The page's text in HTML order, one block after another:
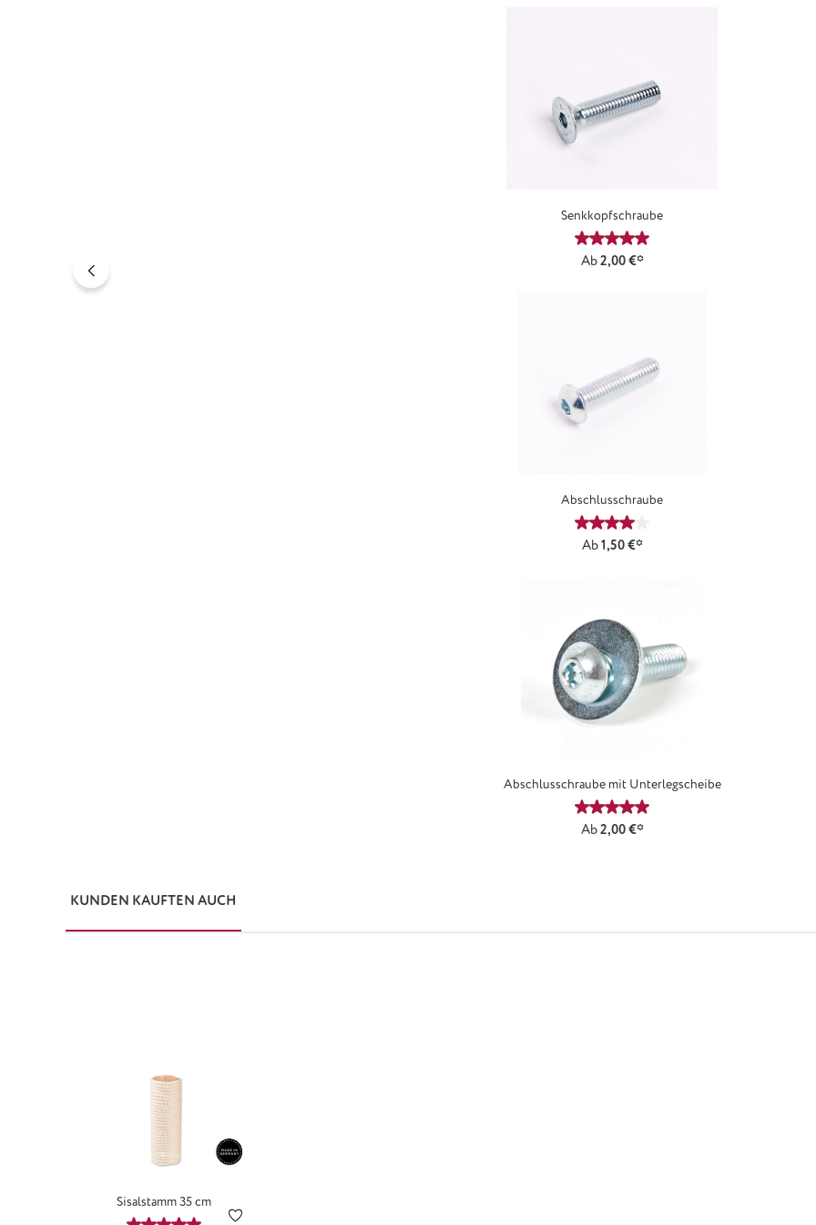
Senkkopfschraube
Durchschnittliche Bewertung von 5
Ab2,00 €*
Abschlusschraube
Durchschnittliche Bewertung von 4
Ab1,50 €*
Abschlusschraube mit Unterlegscheibe
Durchschnittliche Bewertung von 5
Ab2,00 €*
KUNDEN KAUFTEN AUCH
Sisalstamm 35 cm